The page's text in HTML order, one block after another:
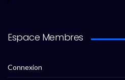
Espace Membres
Connexion